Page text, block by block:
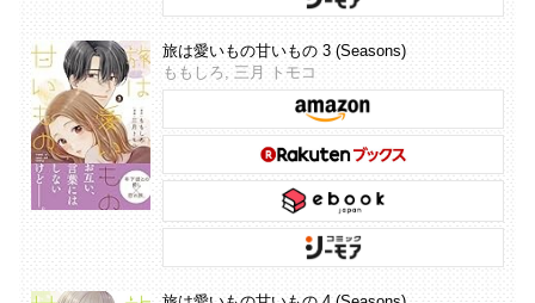
旅は愛いもの甘いもの 3 (Seasons)
ももしろ, 三月 トモコ